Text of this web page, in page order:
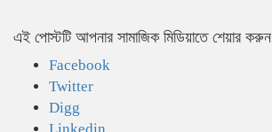
এই পোস্টটি আপনার সামাজিক মিডিয়াতে শেয়ার করুন
Facebook
Twitter
Digg